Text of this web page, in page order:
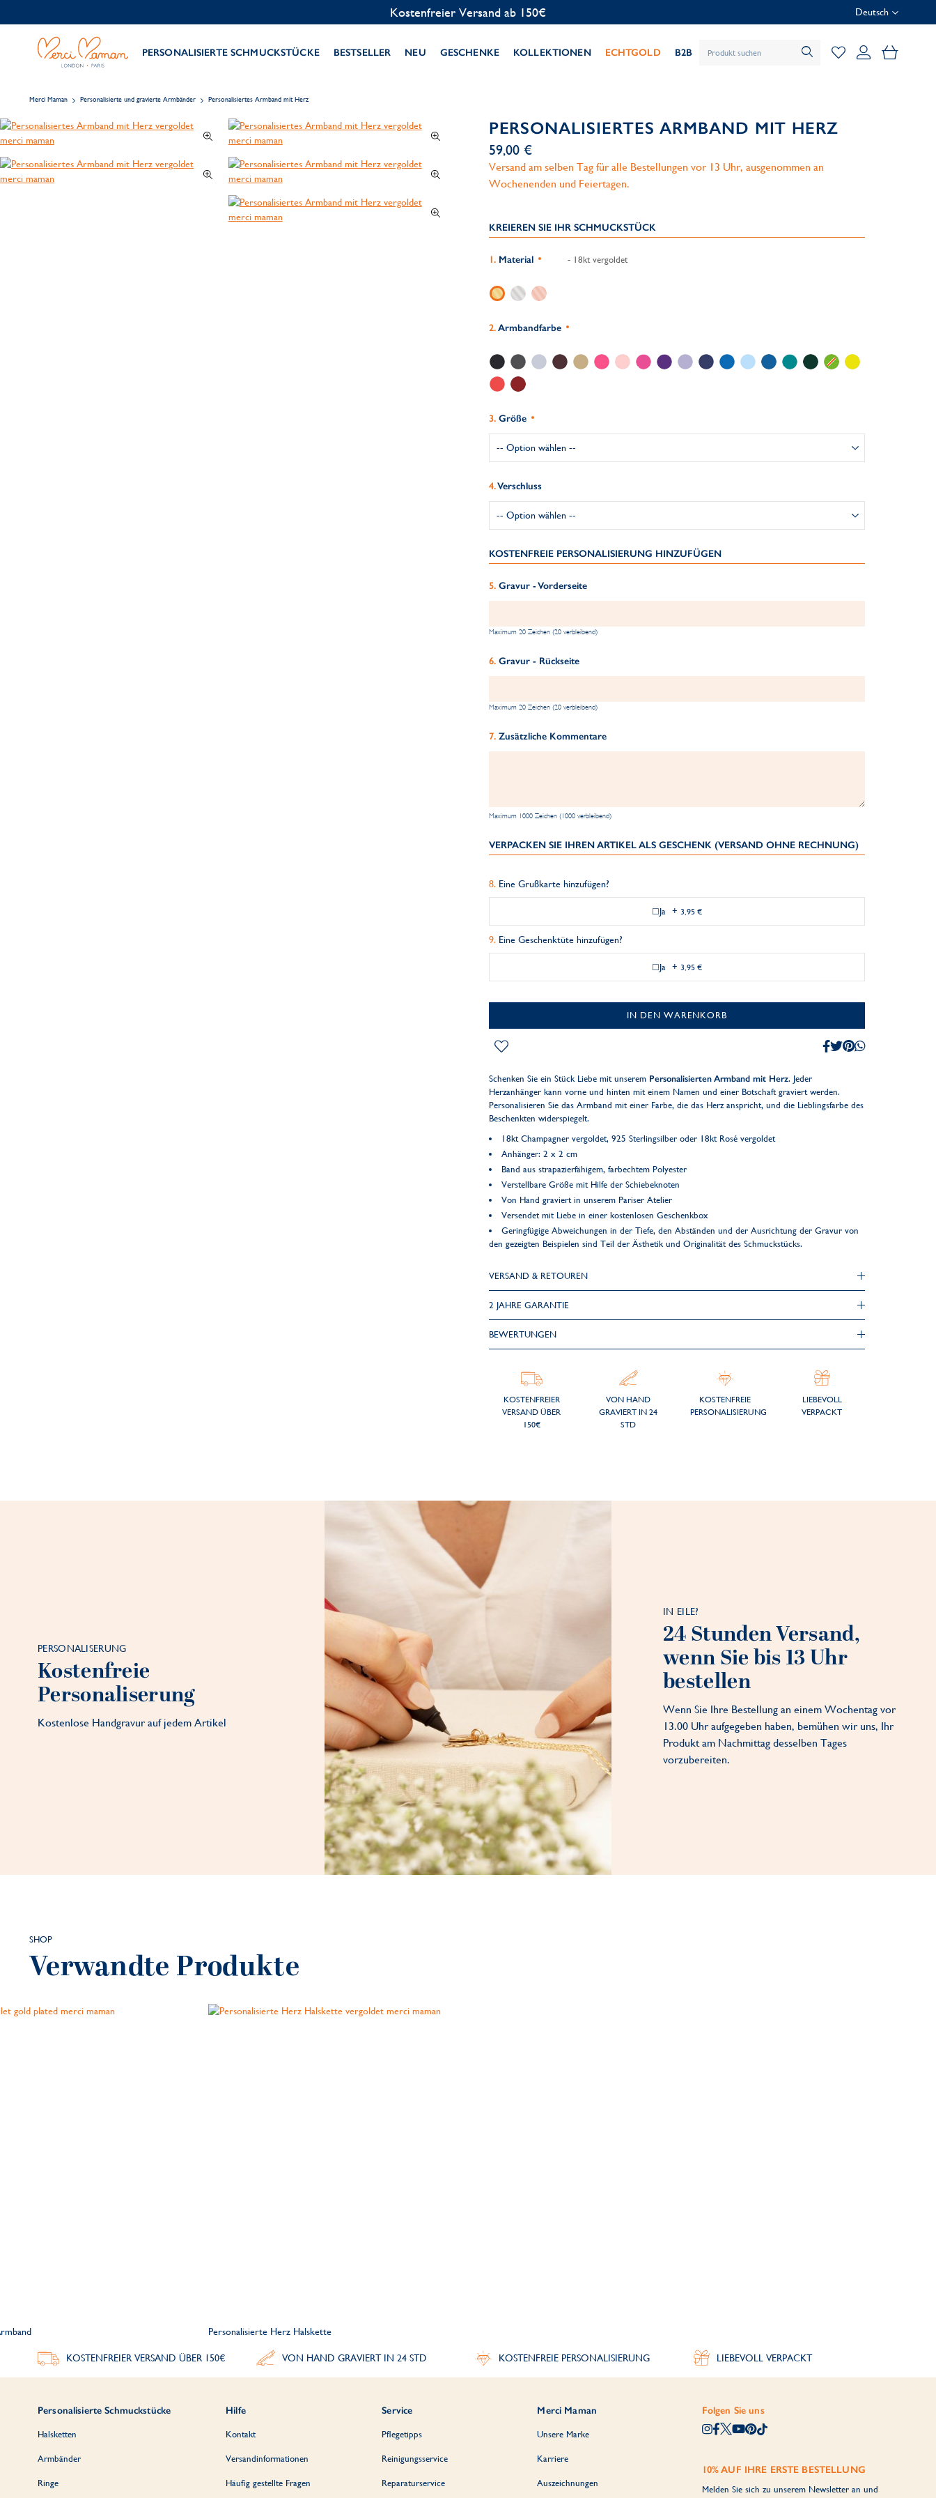
Kostenlose Personalisierung Deutsch
PERSONALISIERTE SCHMUCKSTÜCKE BESTSELLER NEU GESCHENKE KOLLEKTIONEN ECHTGOLD B2B Mein
Merci Maman Personalisierte und gravierte Armbänder Personalisiertes Armband mit Herz
PERSONALISIERTES ARMBAND MIT HERZ
59,00 €
Versand am selben Tag für alle Bestellungen vor 13 Uhr, ausgenommen an
Wochenenden und Feiertagen.
KREIEREN SIE IHR SCHMUCKSTÜCK
Material - 18kt vergoldet
Armbandfarbe
Größe
Verschluss
KOSTENFREIE PERSONALISIERUNG HINZUFÜGEN
Gravur - Vorderseite
Maximum 20 Zeichen (20 verbleibend)
Gravur - Rückseite
Maximum 20 Zeichen (20 verbleibend)
Zusätzliche Kommentare
Maximum 1000 Zeichen (1000 verbleibend)
VERPACKEN SIE IHREN ARTIKEL ALS GESCHENK (VERSAND OHNE RECHNUNG)
Eine Grußkarte hinzufügen?
Ja + 3,95 €
Eine Geschenktüte hinzufügen?
Ja + 3,95 €
IN DEN WARENKORB
Schenken Sie ein Stück Liebe mit unserem Personalisierten Armband mit Herz. Jeder
Herzanhänger kann vorne und hinten mit einem Namen und einer Botschaft graviert werden.
Personalisieren Sie das Armband mit einer Farbe, die das Herz anspricht, und die Lieblingsfarbe des
Beschenkten widerspiegelt.
18kt Champagner vergoldet, 925 Sterlingsilber oder 18kt Rosé vergoldet
Anhänger: 2 x 2 cm
Band aus strapazierfähigem, farbechtem Polyester
Verstellbare Größe mit Hilfe der Schiebeknoten
Von Hand graviert in unserem Pariser Atelier
Versendet mit Liebe in einer kostenlosen Geschenkbox
Geringfügige Abweichungen in der Tiefe, den Abständen und der Ausrichtung der Gravur von
den gezeigten Beispielen sind Teil der Ästhetik und Originalität des Schmuckstücks.
VERSAND & RETOUREN
2 JAHRE GARANTIE
BEWERTUNGEN
KOSTENFREIER
VERSAND ÜBER
150€
VON HAND
GRAVIERT IN 24
STD
KOSTENFREIE
PERSONALISIERUNG
LIEBEVOLL
VERPACKT
PERSONALISERUNG
Kostenfreie
Personaliserung
Kostenlose Handgravur auf jedem Artikel
IN EILE?
24 Stunden Versand,
wenn Sie bis 13 Uhr
bestellen
Wenn Sie Ihre Bestellung an einem Wochentag vor
13.00 Uhr aufgegeben haben, bemühen wir uns, Ihr
Produkt am Nachmittag desselben Tages
vorzubereiten.
SHOP
Verwandte Produkte
Personalisierte Herz Halskette
KOSTENFREIER VERSAND ÜBER 150€ VON HAND GRAVIERT IN 24 STD KOSTENFREIE PERSONALISIERUNG LIEBEVOLL VERPACKT
Personalisierte Schmuckstücke
Halsketten
Armbänder
Ringe
Hilfe
Kontakt
Versandinformationen
Häufig gestellte Fragen
Service
Pflegetipps
Reinigungsservice
Reparaturservice
Merci Maman
Unsere Marke
Karriere
Auszeichnungen
Folgen Sie uns
10% AUF IHRE ERSTE BESTELLUNG
Melden Sie sich zu unserem Newsletter an und